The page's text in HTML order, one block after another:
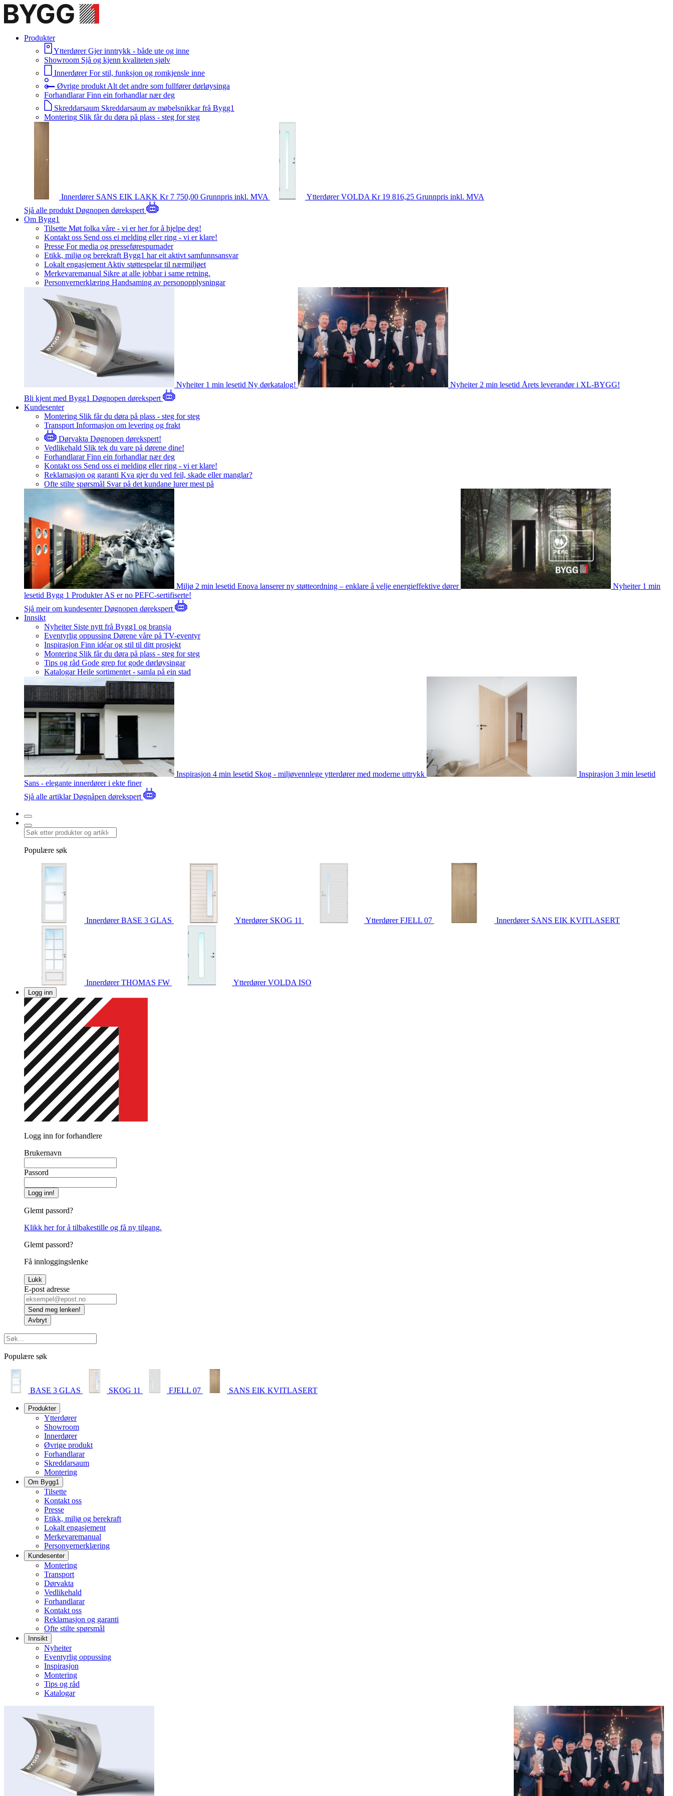
Produkter
Ytterdører Gjer inntrykk - både ute og inne
Showroom Sjå og kjenn kvaliteten sjølv
Innerdører For stil, funksjon og romkjensle inne
Øvrige produkt Alt det andre som fullfører dørløysinga
Forhandlarar Finn ein forhandlar nær deg
Skreddarsaum Skreddarsaum av møbelsnikkar frå Bygg1
Montering Slik får du døra på plass - steg for steg
Innerdører SANS EIK LAKK Kr 7 750,00 Grunnpris inkl. MVA YtterdørerVOLDA Kr 19 816,25 Grunnpris inkl. MVA
Sjå alle produkt Døgnopen dørekspert
Om Bygg1
Tilsette Møt folka våre - vi er her for å hjelpe deg!
Kontakt oss Send oss ei melding eller ring - vi er klare!
Presse For media og presseførespurnader
Etikk, miljø og berekraft Bygg1 har eit aktivt samfunnsansvar
Lokalt engasjement Aktiv støttespelar til nærmiljøet
Merkevaremanual Sikre at alle jobbar i same retning.
Personvernerklæring Handsaming av personopplysningar
Nyheiter 1 min lesetid Ny dørkatalog! Nyheiter 2 min lesetid Årets leverandør i XL-BYGG!
Bli kjent med Bygg1 Døgnopen dørekspert
Kundesenter
Montering Slik får du døra på plass - steg for steg
Transport Informasjon om levering og frakt
Dørvakta Døgnopen dørekspert!
Vedlikehald Slik tek du vare på dørene dine!
Forhandlarar Finn ein forhandlar nær deg
Kontakt oss Send oss ei melding eller ring - vi er klare!
Reklamasjon og garanti Kva gjer du ved feil, skade eller manglar?
Ofte stilte spørsmål Svar på det kundane lurer mest på
Miljø 2 min lesetid Enova lanserer ny støtteordning – enklare å velje energieffektive dører Nyheiter 1 min
lesetid Bygg 1 Produkter AS er no PEFC-sertifiserte!
Sjå meir om kundesenterDøgnopen dørekspert
Innsikt
Nyheiter Siste nytt frå Bygg1 og bransja
Eventyrlig oppussing Dørene våre på TV-eventyr
Inspirasjon Finn idéar og stil til ditt prosjekt
Montering Slik får du døra på plass - steg for steg
Tips og råd Gode grep for gode dørløysingar
Katalogar Heile sortimentet - samla på ein stad
Inspirasjon 4 min lesetid Skog - miljøvennlege ytterdører med moderne uttrykk Inspirasjon 3 min lesetid
Sans - elegante innerdører i ekte finer
Sjå alle artiklarDøgnåpen dørekspert
Populære søk
InnerdørerBASE 3 GLAS Ytterdører SKOG 11 YtterdørerFJELL 07 Innerdører SANS EIK KVITLASERT
InnerdørerTHOMAS FW YtterdørerVOLDA ISO
Logg inn
Logg inn for forhandlere
Brukernavn
Passord
Logg inn!
Glemt passord?
Klikk her for å tilbakestille og få ny tilgang.
Glemt passord?
Få innloggingslenke
Lukk
E-post adresse
Send meg lenken!
Avbryt
Populære søk
BASE 3 GLAS SKOG 11 FJELL 07 SANS EIK KVITLASERT
Produkter
Ytterdører
Showroom
Innerdører
Øvrige produkt
Forhandlarar
Skreddarsaum
Montering
Om Bygg1
Tilsette
Kontakt oss
Presse
Etikk, miljø og berekraft
Lokalt engasjement
Merkevaremanual
Personvernerklæring
Kundesenter
Montering
Transport
Dørvakta
Vedlikehald
Forhandlarar
Kontakt oss
Reklamasjon og garanti
Ofte stilte spørsmål
Innsikt
Nyheiter
Eventyrlig oppussing
Inspirasjon
Montering
Tips og råd
Katalogar